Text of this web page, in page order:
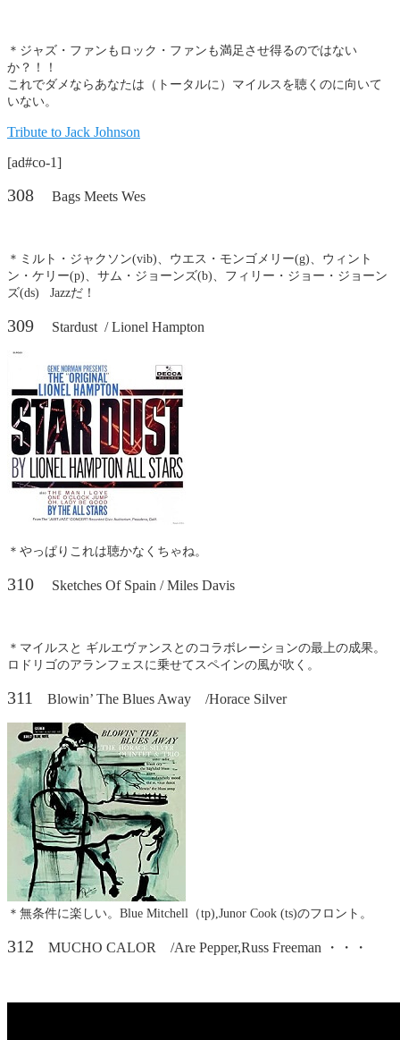
＊ジャズ・ファンもロック・ファンも満足させ得るのではない
か？！！
これでダメならあなたは（トータルに）マイルスを聴くのに向いて
いない。
Tribute to Jack Johnson
[ad#co-1]
308 Bags Meets Wes
＊ミルト・ジャクソン(vib)、ウエス・モンゴメリー(g)、ウィント
ン・ケリー(p)、サム・ジョーンズ(b)、フィリー・ジョー・ジョーン
ズ(ds) Jazzだ！
309 Stardust / Lionel Hampton
＊やっぱりこれは聴かなくちゃね。
310 Sketches Of Spain / Miles Davis
＊マイルスと ギルエヴァンスとのコラボレーションの最上の成果。
ロドリゴのアランフェスに乗せてスペインの風が吹く。
311 Blowin’ The Blues Away /Horace Silver
＊無条件に楽しい。Blue Mitchell（tp),Junor Cook (ts)のフロント。
312 MUCHO CALOR /Are Pepper,Russ Freeman ・・・